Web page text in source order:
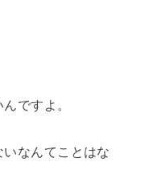
ですよ。
なんてことはな